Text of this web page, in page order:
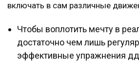
включать в сам различные
Чтобы воплотить мечту в
достаточно чем лишь
эффективные упражнения